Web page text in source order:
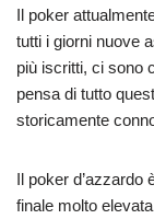
Il poker
tutti i giorni nuove
più iscritti, ci sono
pensa di tutto
storicamente
Il poker d’azzardo
finale molto